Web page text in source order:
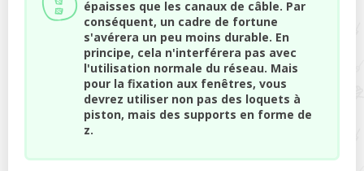
épaisses que les canaux de câble. Par
conséquent, un cadre de fortune
s'avérera un peu moins durable. En
principe, cela n'interférera pas avec
l'utilisation normale du réseau. Mais
pour la fixation aux fenêtres, vous
devrez utiliser non pas des loquets à
piston, mais des supports en forme de
z.